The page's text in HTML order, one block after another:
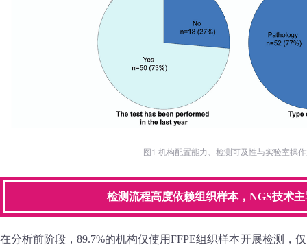
图1 机构配置能力、检测可及性与实验室操
检测流程高度依赖组织样本，NGS技术
在分析前阶段，89.7%的机构仅使用FFPE组织样本开展检测，